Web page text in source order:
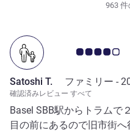
963
お客さまの声
Satoshi T. ファミリー -
確認済みレビュー すべて
Basel SBB駅からトラムで
目の前にあるので旧市街へ